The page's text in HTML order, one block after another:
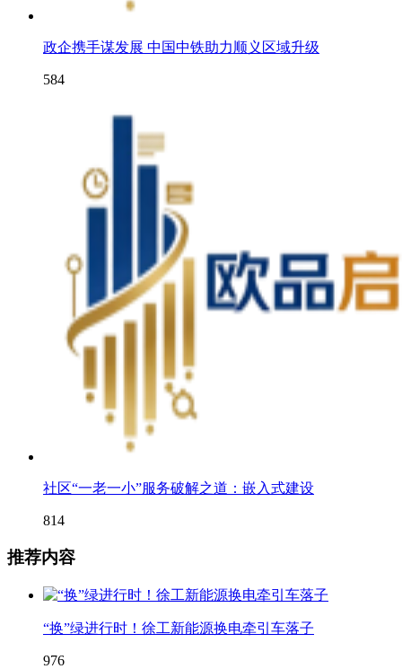
政企携手谋发展 中国中铁助力顺义区域升级
584
社区“一老一小”服务破解之道：嵌入式建设
814
推荐内容
“换”绿进行时！徐工新能源换电牵引车落子
976